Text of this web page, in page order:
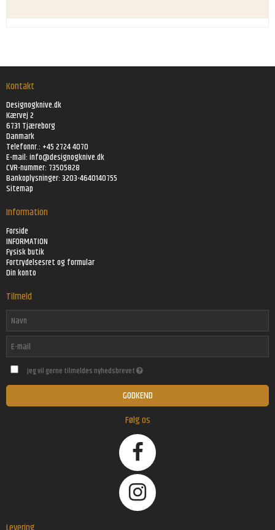
Kontakt
Designogknive.dk
Kærvej 2
6731 Tjæreborg
Danmark
Telefonnr.: +45 2724 4070
E-mail:info@designogknive.dk
CVR-nummer: 73505828
Bankoplysninger: 3203-4640140755
Sitemap
Information
Forside
INFORMATION
Fysisk butik
Fortrydelsesret og formular
Din konto
Tilmeld
Jeg vil gerne tilmeldes nyhedsbrevet
GODKEND
Følg os